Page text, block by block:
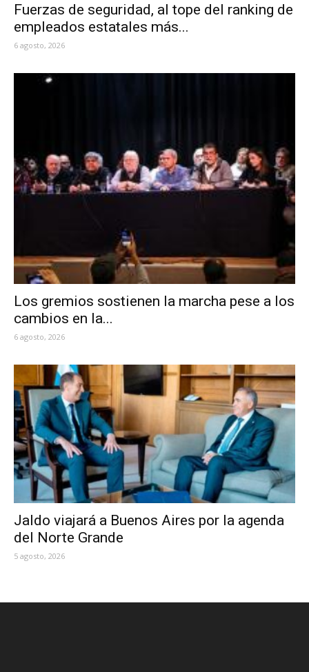
Fuerzas de seguridad, al tope del ranking de
empleados estatales más...
6 agosto, 2026
Los gremios sostienen la marcha pese a los
cambios en la...
6 agosto, 2026
Jaldo viajará a Buenos Aires por la agenda
del Norte Grande
5 agosto, 2026